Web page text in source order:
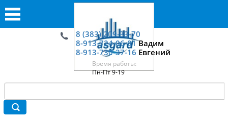
8 (383) 209-33-70
8-913-724-06-01Вадим
8-913-730-37-16 Евгений
Время работы:
Пн-Пт 9-19